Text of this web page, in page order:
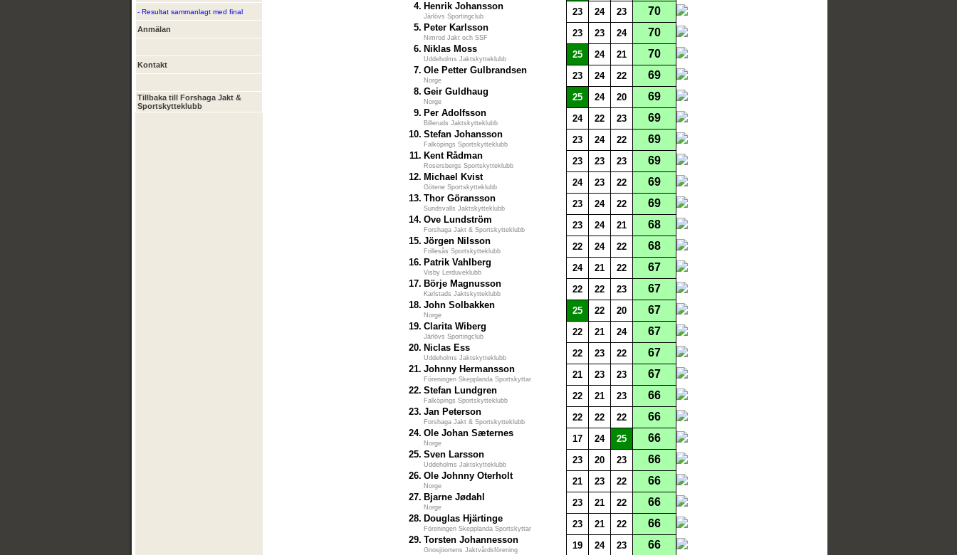
- Resultat sammanlagt med final
Anmälan
Kontakt
Tillbaka till Forshaga Jakt &
Sportskytteklubb
4. Henrik Johansson
Järlövs Sportingclub 23 24 23 70
5. Peter Karlsson
Nimrod Jakt och SSF 23 23 24 70
6. Niklas Moss
Uddeholms Jaktskytteklubb 25 24 21 70
7. Ole Petter Gulbrandsen
Norge 23 24 22 69
8. Geir Guldhaug
Norge 25 24 20 69
9. Per Adolfsson
Billeruds Jaktskytteklubb 24 22 23 69
10. Stefan Johansson
Falköpings Sportskytteklubb 23 24 22 69
11. Kent Rådman
Rosersbergs Sportskytteklubb 23 23 23 69
12. Michael Kvist
Götene Sportskytteklubb 24 23 22 69
13. Thor Göransson
Sundsvalls Jaktskytteklubb 23 24 22 69
14. Ove Lundström
Forshaga Jakt & Sportskytteklubb 23 24 21 68
15. Jörgen Nilsson
Frillesås Sportskytteklubb 22 24 22 68
16. Patrik Vahlberg
Visby Lerduveklubb 24 21 22 67
17. Börje Magnusson
Karlstads Jaktskytteklubb 22 22 23 67
18. John Solbakken
Norge 25 22 20 67
19. Clarita Wiberg
Järlövs Sportingclub 22 21 24 67
20. Niclas Ess
Uddeholms Jaktskytteklubb 22 23 22 67
21. Johnny Hermansson
Föreningen Skepplanda Sportskyttar 21 23 23 67
22. Stefan Lundgren
Falköpings Sportskytteklubb 22 21 23 66
23. Jan Peterson
Forshaga Jakt & Sportskytteklubb 22 22 22 66
24. Ole Johan Sæternes
Norge 17 24 25 66
25. Sven Larsson
Uddeholms Jaktskytteklubb 23 20 23 66
26. Ole Johnny Oterholt
Norge 21 23 22 66
27. Bjarne Jødahl
Norge 23 21 22 66
28. Douglas Hjärtinge
Föreningen Skepplanda Sportskyttar 23 21 22 66
29. Torsten Johannesson
Gnosjöortens Jaktvårdsförening 19 24 23 66